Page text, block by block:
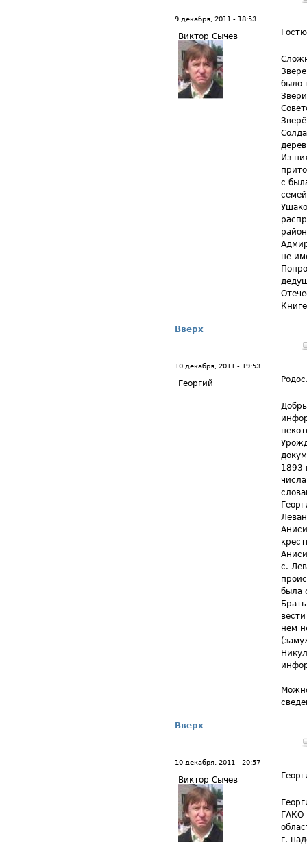
9 декабря, 2011 - 18:53
Виктор Сычев
было
Из
с
не
Вверх
10 декабря, 2011 - 19:53
Георгий
1893
с.
была
нем
Вверх
10 декабря, 2011 - 20:57
Виктор Сычев
ГАКО
г.